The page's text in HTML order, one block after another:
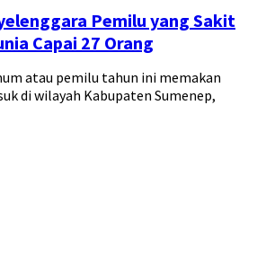
Pemilu yang Sakit
Capai 27 Orang
atau pemilu tahun ini memakan
di wilayah Kabupaten Sumenep,